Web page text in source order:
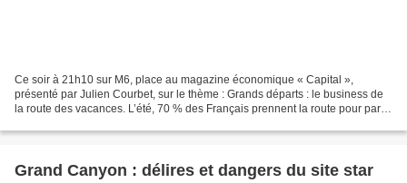
Ce soir à 21h10 sur M6, place au magazine économique « Capital »,
présenté par Julien Courbet, sur le thème : Grands départs : le business de
la route des vacances. L’été, 70 % des Français prennent la route pour partir
Grand Canyon : délires et dangers du site star